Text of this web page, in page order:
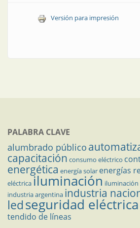
Versión para impresión
PALABRA CLAVE
alumbrado público
capacitación consumo eléctrico
energética energía solar energías
eléctricailuminación iluminación
industria argentina industria
ledseguridad eléctrica
tendido de líneas